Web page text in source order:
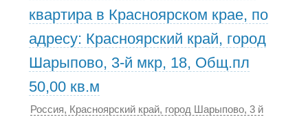
квартира в Красноярском крае, по
адресу: Красноярский край, город
Шарыпово, 3-й мкр, 18, Общ.пл
50,00 кв.м
Россия, Красноярский край, город Шарыпово, 3 й